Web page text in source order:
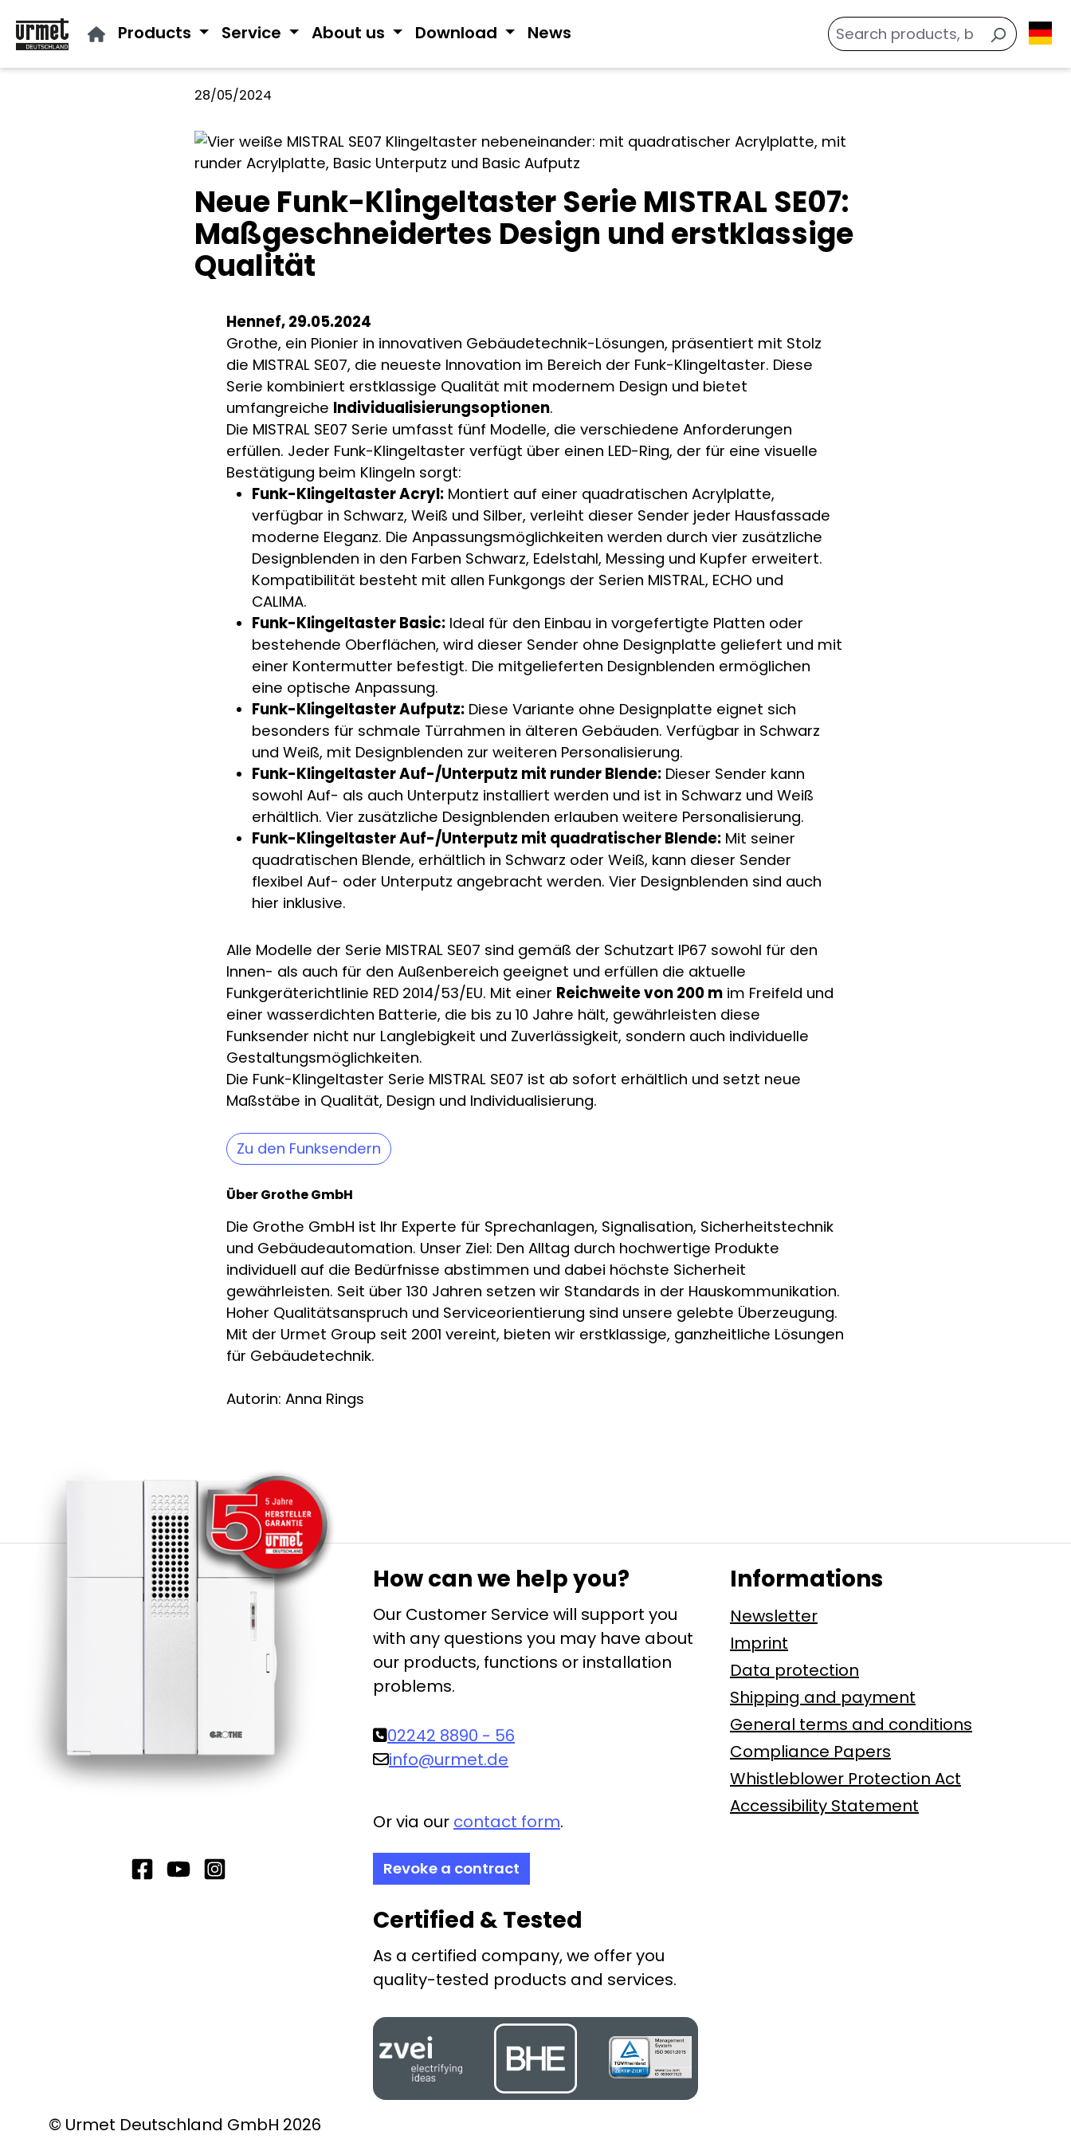
to main content
Skip to search
Skip to main navigation
Products Service About us Download News
28/05/2024
Neue Funk-Klingeltaster Serie MISTRAL SE07:
Maßgeschneidertes Design und erstklassige
Qualität
Hennef, 29.05.2024
Grothe, ein Pionier in innovativen Gebäudetechnik-Lösungen, präsentiert mit Stolz
die MISTRAL SE07, die neueste Innovation im Bereich der Funk-Klingeltaster. Diese
Serie kombiniert erstklassige Qualität mit modernem Design und bietet
umfangreiche Individualisierungsoptionen.
Die MISTRAL SE07 Serie umfasst fünf Modelle, die verschiedene Anforderungen
erfüllen. Jeder Funk-Klingeltaster verfügt über einen LED-Ring, der für eine visuelle
Bestätigung beim Klingeln sorgt:
Funk-Klingeltaster Acryl: Montiert auf einer quadratischen Acrylplatte,
verfügbar in Schwarz, Weiß und Silber, verleiht dieser Sender jeder Hausfassade
moderne Eleganz. Die Anpassungsmöglichkeiten werden durch vier zusätzliche
Designblenden in den Farben Schwarz, Edelstahl, Messing und Kupfer erweitert.
Kompatibilität besteht mit allen Funkgongs der Serien MISTRAL, ECHO und
CALIMA.
Funk-Klingeltaster Basic: Ideal für den Einbau in vorgefertigte Platten oder
bestehende Oberflächen, wird dieser Sender ohne Designplatte geliefert und mit
einer Kontermutter befestigt. Die mitgelieferten Designblenden ermöglichen
eine optische Anpassung.
Funk-Klingeltaster Aufputz: Diese Variante ohne Designplatte eignet sich
besonders für schmale Türrahmen in älteren Gebäuden. Verfügbar in Schwarz
und Weiß, mit Designblenden zur weiteren Personalisierung.
Funk-Klingeltaster Auf-/Unterputz mit runder Blende: Dieser Sender kann
sowohl Auf- als auch Unterputz installiert werden und ist in Schwarz und Weiß
erhältlich. Vier zusätzliche Designblenden erlauben weitere Personalisierung.
Funk-Klingeltaster Auf-/Unterputz mit quadratischer Blende: Mit seiner
quadratischen Blende, erhältlich in Schwarz oder Weiß, kann dieser Sender
flexibel Auf- oder Unterputz angebracht werden. Vier Designblenden sind auch
hier inklusive.
Alle Modelle der Serie MISTRAL SE07 sind gemäß der Schutzart IP67 sowohl für den
Innen- als auch für den Außenbereich geeignet und erfüllen die aktuelle
Funkgeräterichtlinie RED 2014/53/EU. Mit einer Reichweite von 200 m im Freifeld und
einer wasserdichten Batterie, die bis zu 10 Jahre hält, gewährleisten diese
Funksender nicht nur Langlebigkeit und Zuverlässigkeit, sondern auch individuelle
Gestaltungsmöglichkeiten.
Die Funk-Klingeltaster Serie MISTRAL SE07 ist ab sofort erhältlich und setzt neue
Maßstäbe in Qualität, Design und Individualisierung.
Zu den Funksendern
Über Grothe GmbH
Die Grothe GmbH ist Ihr Experte für Sprechanlagen, Signalisation, Sicherheitstechnik
und Gebäudeautomation. Unser Ziel: Den Alltag durch hochwertige Produkte
individuell auf die Bedürfnisse abstimmen und dabei höchste Sicherheit
gewährleisten. Seit über 130 Jahren setzen wir Standards in der Hauskommunikation.
Hoher Qualitätsanspruch und Serviceorientierung sind unsere gelebte Überzeugung.
Mit der Urmet Group seit 2001 vereint, bieten wir erstklassige, ganzheitliche Lösungen
für Gebäudetechnik.
Autorin: Anna Rings
How can we help you?
Our Customer Service will support you
with any questions you may have about
our products, functions or installation
problems.
02242 8890 - 56
info@urmet.de
Or via our contact form.
Revoke a contract
Certified & Tested
As a certified company, we offer you
quality-tested products and services.
Informations
Newsletter
Imprint
Data protection
Shipping and payment
General terms and conditions
Compliance Papers
Whistleblower Protection Act
Accessibility Statement
© Urmet Deutschland GmbH 2026